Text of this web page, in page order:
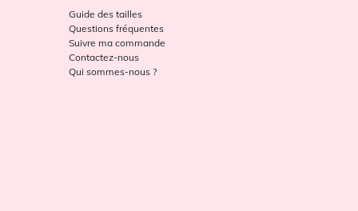
Guide des tailles
Questions fréquentes
Suivre ma commande
Contactez-nous
Qui sommes-nous ?